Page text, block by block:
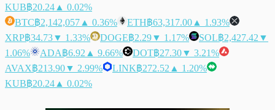
KUB฿20.24 ▲ 0.02%
BTC฿2,142,057 ▲ 0.36% ETH฿63,317.00 ▲ 1.93%
XRP฿34.73▼ 1.33% DOGE฿2.29▼ 1.17% SOL฿2,427.42 ▼
1.06%
ADA฿6.92 ▲ 9.66% DOT฿27.30▼ 3.21%
AVAX฿213.90▼ 2.99% LINK฿272.52 ▲ 1.20%
KUB฿20.24 ▲ 0.02%